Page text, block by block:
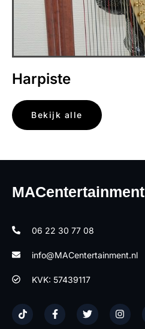
Harpiste
Bekijk alle
MACentertainment
06 22 30 77 08
info@MACentertainment.nl
KVK: 57439117